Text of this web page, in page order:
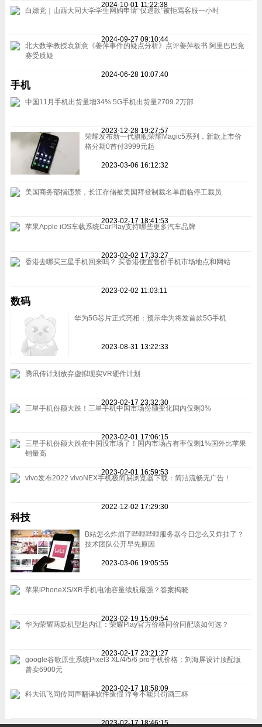
2024-10-01 11:22:38
白嫖党｜山西大同大学学生网购申请“仅退款”被拒骂客服一小时
2024-09-27 09:10:44
北大数学教授袁新意《姜萍事件的疑点分析》点评姜萍板书 阿里巴巴竞
赛受质疑
2024-06-28 10:07:40
手机
中国11月手机出货量增34% 5G手机出货量2709.2万部
2023-12-28 19:27:57
荣耀发布新一代旗舰荣耀Magic5系列，新款上市价
格分期0首付3999元起
2023-03-06 16:12:32
美国商务部指违禁，长江存储被美国拜登制裁名单面临停工裁员
2023-02-17 18:41:53
苹果Apple iOS车载系统CarPlay支持哪些更多汽车品牌
2023-02-02 17:33:27
香港去哪买三星手机回来吗？ 买香港便宜售价手机市场地点和网站
2023-02-02 11:03:11
数码
华为5G芯片正式亮相：预示华为将发首款5G手机
2023-08-31 13:22:33
腾讯传计划放弃虚拟现实VR硬件计划
2023-02-17 23:32:30
三星手机份额大跌！三星手机中国市场份额变化国内仅剩3%
2023-02-01 17:06:15
三星手机份额大跌在中国没市场了！国内市场占有率仅剩1%国外比苹果
销量高
2023-02-01 16:59:53
vivo发布2022 vivoNEX手机极简易浏览器下载：简洁流畅无广告！
2022-12-02 17:29:30
科技
B站怎么炸崩了哔哩哔哩服务器今日怎么又炸挂了？
技术团队公开早先原因
2023-03-06 19:05:55
苹果iPhoneXS/XR手机电池容量续航最强？答案揭晓
2023-02-19 15:09:54
华为荣耀两款机型起内讧：荣耀Play官方价格同价同配该如何选？
2023-02-17 23:21:27
google谷歌原生系统Pixel3 XL/4/5/6 pro手机价格：刘海屏设计顶配版
曾卖6900元
2023-02-17 18:58:09
科大讯飞同传同声翻译软件造假 浮夸不能只罚酒三杯
2023-02-17 18:46:15